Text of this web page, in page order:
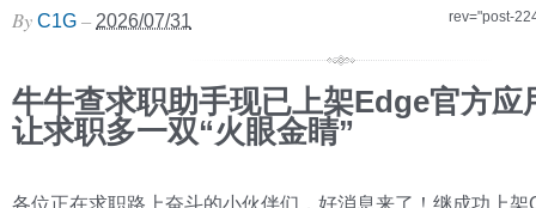
rev="post-
By C1G – 2026/07/31
牛牛查求职助手现已上架Edge官方应
让求职多一双“火眼金睛”
各位正在求职路上奋斗的小伙伴们，好消息来了！继成功上架